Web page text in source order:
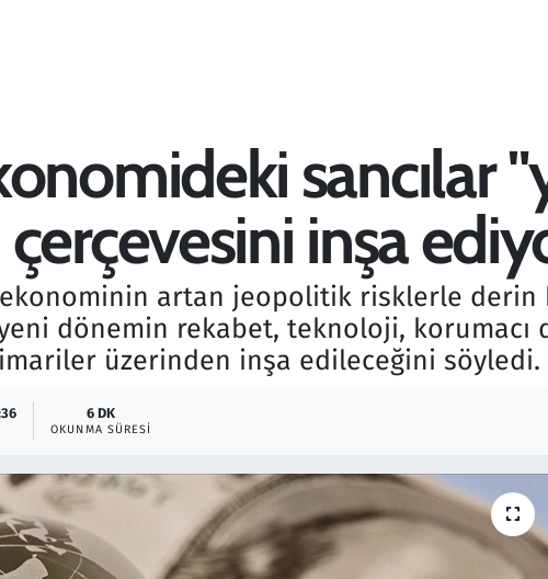
sancılar
inşa
ekonominin artan jeopolitik risklerle
dönemin rekabet, teknoloji, korumacı
üzerinden inşa edileceğini söyledi.
6 DK
OKUNMA SÜRESI